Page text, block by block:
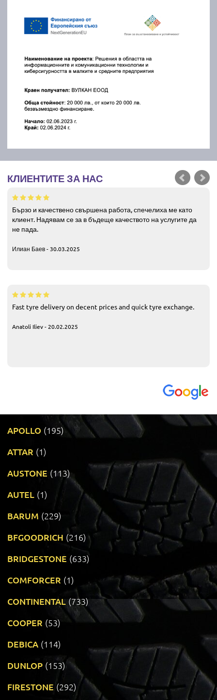
КЛИЕНТИТЕ ЗА НАС
Бързо и качествено свършена работа, спечелиха ме като
клиент. Надявам се за в бъдеще качеството на услугите да
не пада.
Илиан Баев - 30.03.2025
Fast tyre delivery on decent prices and quick tyre exchange.
Anatoli Iliev - 20.02.2025
APOLLO (195)
ATTAR (1)
AUSTONE (113)
AUTEL (1)
BARUM (229)
BFGOODRICH (216)
BRIDGESTONE (633)
COMFORCER (1)
CONTINENTAL (733)
COOPER (53)
DEBICA (114)
DUNLOP (153)
FIRESTONE (292)